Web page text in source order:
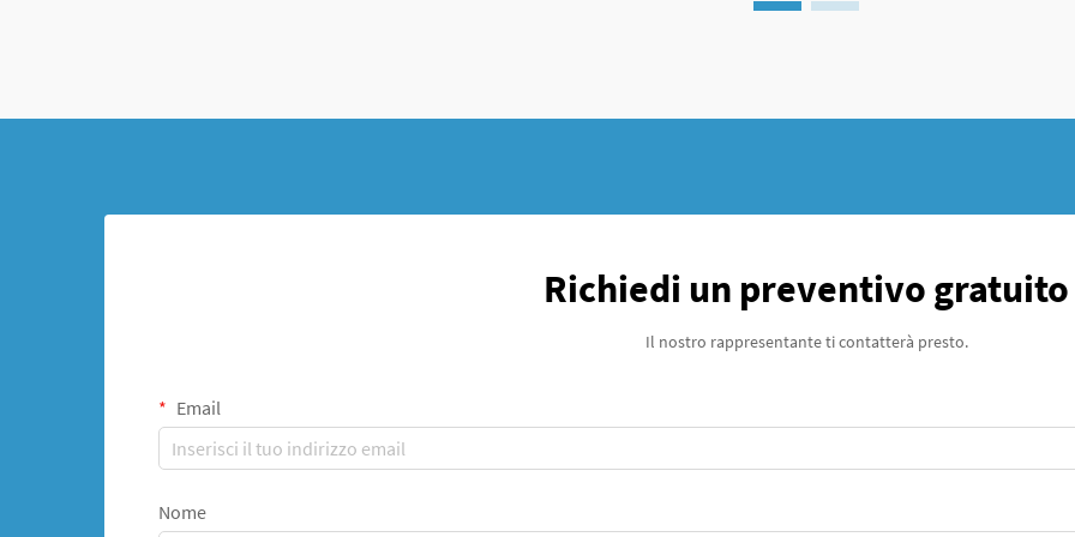
Richiedi un preventivo gratuito
Il nostro rappresentante ti contatterà presto.
Email
Nome